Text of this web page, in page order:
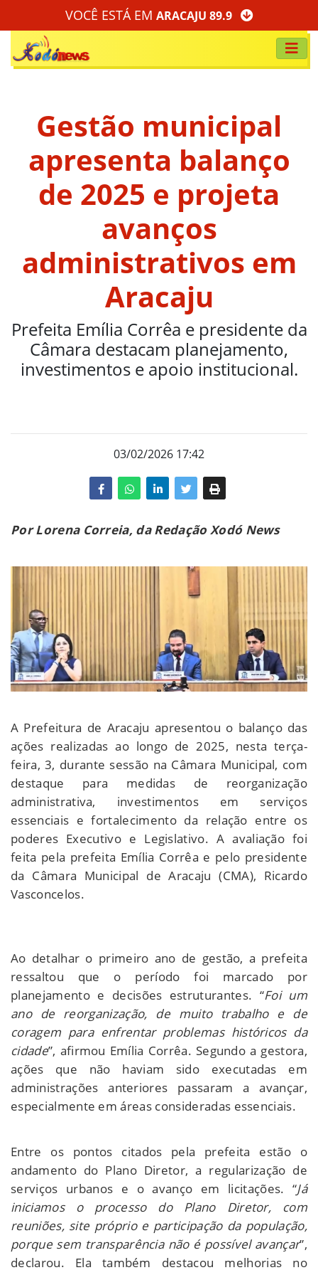
VOCÊ ESTÁ EM ARACAJU 89.9
Gestão municipal
apresenta balanço
de 2025 e projeta
avanços
administrativos em
Aracaju
Prefeita Emília Corrêa e presidente da
Câmara destacam planejamento,
investimentos e apoio institucional.
03/02/2026 17:42
Por Lorena Correia, da Redação Xodó News
A Prefeitura de Aracaju apresentou o balanço das
ações realizadas ao longo de 2025, nesta terça-
feira, 3, durante sessão na Câmara Municipal, com
destaque para medidas de reorganização
administrativa, investimentos em serviços
essenciais e fortalecimento da relação entre os
poderes Executivo e Legislativo. A avaliação foi
feita pela prefeita Emília Corrêa e pelo presidente
da Câmara Municipal de Aracaju (CMA), Ricardo
Vasconcelos.
Ao detalhar o primeiro ano de gestão, a prefeita
ressaltou que o período foi marcado por
planejamento e decisões estruturantes. “Foi um
ano de reorganização, de muito trabalho e de
coragem para enfrentar problemas históricos da
cidade”, afirmou Emília Corrêa. Segundo a gestora,
ações que não haviam sido executadas em
administrações anteriores passaram a avançar,
especialmente em áreas consideradas essenciais.
Entre os pontos citados pela prefeita estão o
andamento do Plano Diretor, a regularização de
serviços urbanos e o avanço em licitações. “Já
iniciamos o processo do Plano Diretor, com
reuniões, site próprio e participação da população,
porque sem transparência não é possível avançar”,
declarou. Ela também destacou melhorias no